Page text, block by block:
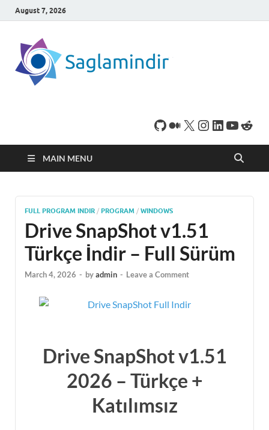
August 7, 2026
indirebileceğiniz sade
bir indirme sitesidir.
MAIN MENU
FULL PROGRAM INDIR / PROGRAM / WINDOWS
Drive SnapShot v1.51
Türkçe İndir – Full Sürüm
March 4, 2026 - byadmin - Leave a Comment
Drive SnapShot v1.51
2026 – Türkçe +
Katılımsız